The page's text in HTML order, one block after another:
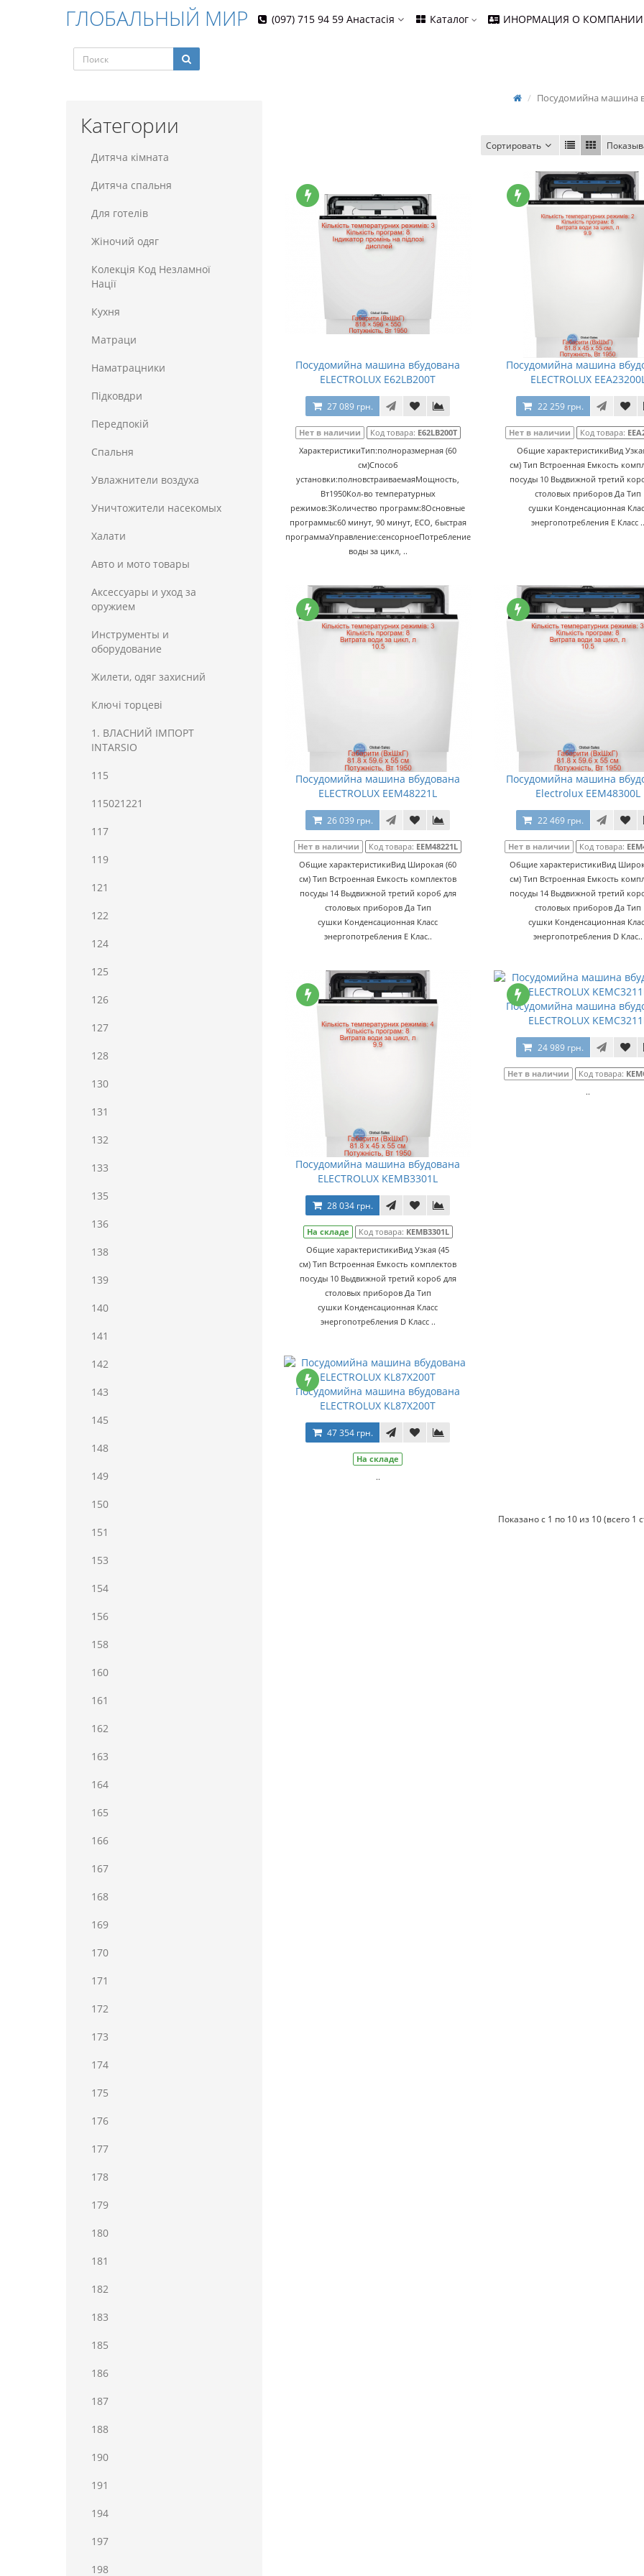
ГЛОБАЛЬНЫЙ МИР (097) 715 94 59 Анастасія Каталог ИНОРМАЦИЯ О КОМПАНИИ
Категории
Дитяча кімната
Дитяча спальня
Для готелiв
Жіночий одяг
Колекція Код Незламної
Нації
Кухня
Матраци
Наматрацники
Пiдковдри
Передпокій
Спальня
Увлажнители воздуха
Уничтожители насекомых
Халати
Авто и мото товары
Аксессуары и уход за
оружием
Инструменты и
оборудование
Жилети, одяг захисний
Ключі торцеві
1. ВЛАСНИЙ ІМПОРТ
INTARSIO
115
115021221
117
119
121
122
124
125
126
127
128
130
131
132
133
135
136
138
139
140
141
142
143
145
148
149
150
151
153
154
156
158
160
161
162
163
164
165
166
167
168
169
170
171
172
173
174
175
176
177
178
179
180
181
182
183
185
186
187
188
190
191
194
197
198
Посудомийна машина
Сортировать
Посудомийна машина вбудована
ELECTROLUX E62LB200T
27 089 грн.
Нет в наличии Код товара: E62LB200T
ХарактеристикиТип:полноразмерная (60
см)Способ
установки:полновстраиваемаяМощность,
Вт1950Кол-во температурных
режимов:3Количество программ:8Основные
программы:60 минут, 90 минут, ECO, быстрая
программаУправление:сенсорноеПотребление
воды за цикл, ..
Посудомийна машина
ELECTROLUX
22 259 грн.
Нет в наличии Код товара:
Общие характеристикиВид
см) Тип Встроенная Емкость
посуды 10 Выдвижной третий
столовых приборов Да Тип
сушки Конденсационная
энергопотребления E Класс ..
Посудомийна машина вбудована
ELECTROLUX EEM48221L
26 039 грн.
Нет в наличии Код товара: EEM48221L
Общие характеристикиВид Широкая (60
см) Тип Встроенная Емкость комплектов
посуды 14 Выдвижной третий короб для
столовых приборов Да Тип
сушки Конденсационная Класс
энергопотребления E Клас..
Посудомийна машина
Electrolux EEM48300L
22 469 грн.
Нет в наличии Код товара:
Общие характеристикиВид
см) Тип Встроенная Емкость
посуды 14 Выдвижной третий
столовых приборов Да Тип
сушки Конденсационная
энергопотребления D Клас..
Посудомийна машина вбудована
ELECTROLUX KEMB3301L
28 034 грн.
На складе Код товара: KEMB3301L
Общие характеристикиВид Узкая (45
см) Тип Встроенная Емкость комплектов
посуды 10 Выдвижной третий короб для
столовых приборов Да Тип
сушки Конденсационная Класс
энергопотребления D Класс ..
Посудомийна машина
ELECTROLUX
24 989 грн.
Нет в наличии Код товара:
..
Посудомийна машина вбудована
ELECTROLUX KL87X200T
47 354 грн.
На складе
..
Показано с 1 по 10 из 10 (всего 1